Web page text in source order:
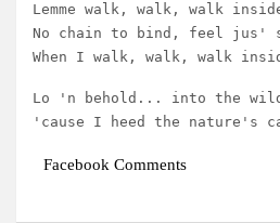
Lemme walk, walk, walk
No chain to bind, feel jus'
When I walk, walk, walk
Lo 'n behold... into the
'cause I heed the nature's
Facebook Comments